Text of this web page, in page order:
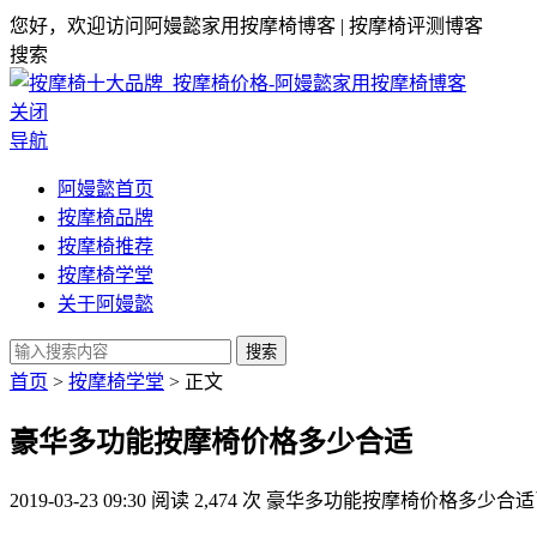
您好，欢迎访问阿嫚懿家用按摩椅博客 | 按摩椅评测博客
搜索
关闭
导航
阿嫚懿首页
按摩椅品牌
按摩椅推荐
按摩椅学堂
关于阿嫚懿
搜索
首页 > 按摩椅学堂 > 正文
豪华多功能按摩椅价格多少合适
2019-03-23 09:30 阅读 2,474 次 豪华多功能按摩椅价格多少合适